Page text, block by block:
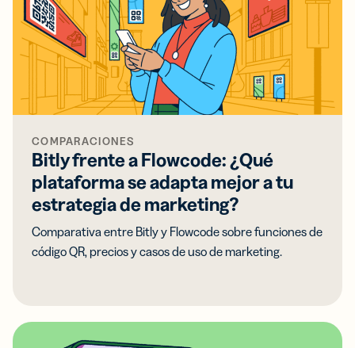
COMPARACIONES
Bitly frente a Flowcode: ¿Qué
plataforma se adapta mejor a tu
estrategia de marketing?
Comparativa entre Bitly y Flowcode sobre funciones de
código QR, precios y casos de uso de marketing.